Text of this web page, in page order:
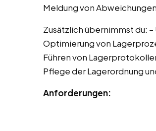
Meldung von
Zusätzlich übernimmst du:
Optimierung von
Führen von
Pflege der Lagerordnung
Anforderungen: